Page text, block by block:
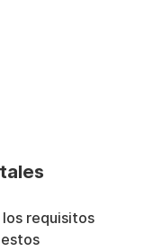
requisitos